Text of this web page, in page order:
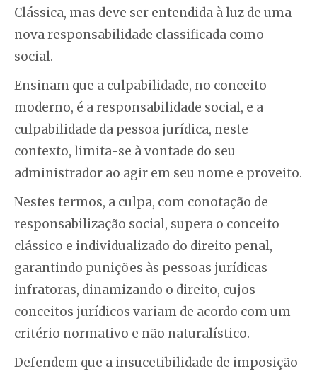
Clássica, mas deve ser entendida à luz de uma
nova responsabilidade classificada como
social.
Ensinam que a culpabilidade, no conceito
moderno, é a responsabilidade social, e a
culpabilidade da pessoa jurídica, neste
contexto, limita-se à vontade do seu
administrador ao agir em seu nome e proveito.
Nestes termos, a culpa, com conotação de
responsabilização social, supera o conceito
clássico e individualizado do direito penal,
garantindo punições às pessoas jurídicas
infratoras, dinamizando o direito, cujos
conceitos jurídicos variam de acordo com um
critério normativo e não naturalístico.
Defendem que a insucetibilidade de imposição